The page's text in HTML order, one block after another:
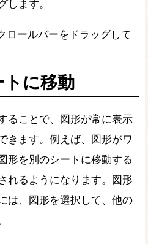
します。
ロールバーをドラッグして
トに移動
ることで、図形が常に表示
きます。例えば、図形がワ
形を別のシートに移動する
れるようになります。図形
は、図形を選択して、他の